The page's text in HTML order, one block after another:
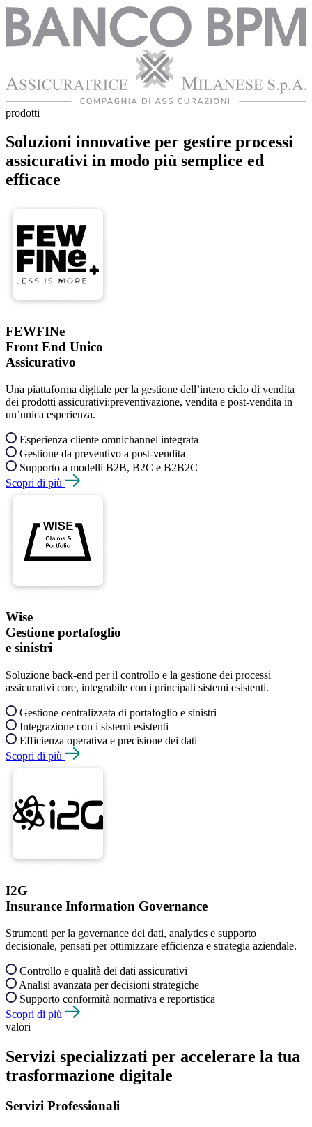
prodotti
Soluzioni innovative per gestire processi
assicurativi in modo più semplice ed
efficace
FEWFINe
Front End Unico
Assicurativo
Una piattaforma digitale per la gestione dell’intero ciclo di vendita
dei prodotti assicurativi:preventivazione, vendita e post-vendita in
un’unica esperienza.
Esperienza cliente omnichannel integrata
Gestione da preventivo a post-vendita
Supporto a modelli B2B, B2C e B2B2C
Scopri di più
Wise
Gestione portafoglio
e sinistri
Soluzione back-end per il controllo e la gestione dei processi
assicurativi core, integrabile con i principali sistemi esistenti.
Gestione centralizzata di portafoglio e sinistri
Integrazione con i sistemi esistenti
Efficienza operativa e precisione dei dati
Scopri di più
I2G
Insurance Information Governance
Strumenti per la governance dei dati, analytics e supporto
decisionale, pensati per ottimizzare efficienza e strategia aziendale.
Controllo e qualità dei dati assicurativi
Analisi avanzata per decisioni strategiche
Supporto conformità normativa e reportistica
Scopri di più
valori
Servizi specializzati per accelerare la tua
trasformazione digitale
Servizi Professionali